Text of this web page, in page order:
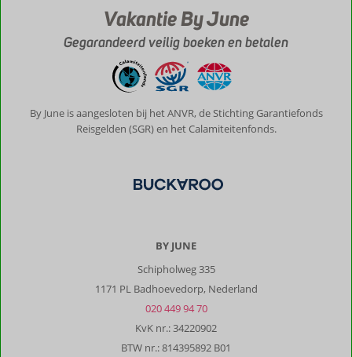
Vakantie By June
Gegarandeerd veilig boeken en betalen
By June is aangesloten bij het ANVR, de Stichting Garantiefonds
Reisgelden (SGR) en het Calamiteitenfonds.
BY JUNE
Schipholweg 335
1171 PL Badhoevedorp, Nederland
020 449 94 70
KvK nr.: 34220902
BTW nr.: 814395892 B01